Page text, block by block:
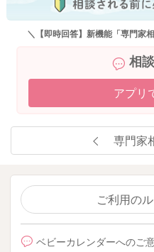
＼【即時回答】新機能「専門家
相
アプリ
専門家
ご利用の
ベビーカレンダーへのご